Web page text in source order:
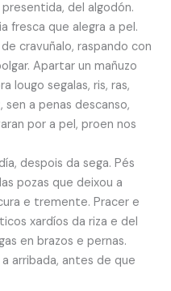
del algodón.
fresca que alegra a pel.
cravuñalo, raspando con
Apartar un mañuzo
lougo segalas, ris, ras,
a penas descanso,
por a pel, proen nos
despois da sega. Pés
pozas que deixou a
e tremente. Pracer e
xardíos da riza e del
en brazos e pernas.
arribada, antes de que